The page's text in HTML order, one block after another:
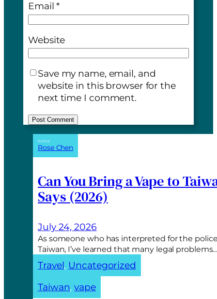
Author:
Rose Chen
Can You Bring a Vape to
Says (2026)
July 24, 2026
As someone who has interpreted for the
Taiwan, I’ve learned that many legal
Travel, Uncategorized
Taiwan, vape
Email*
Website
Save my name, email, and
website in this browser for the
next time I comment.